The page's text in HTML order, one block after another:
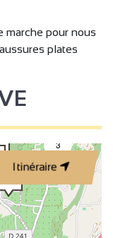
marche pour nous
plates
Itinéraire
3